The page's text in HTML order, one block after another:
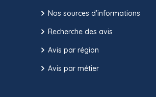
Nos sources d'informations
Recherche des avis
Avis par région
Avis par métier